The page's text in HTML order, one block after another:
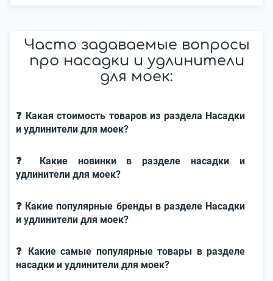
Часто задаваемые вопросы
про насадки и удлинители
для моек:
❓ Какая стоимость товаров из раздела Насадки
и удлинители для моек?
❓ Какие новинки в разделе насадки и
удлинители для моек?
❓ Какие популярные бренды в разделе Насадки
и удлинители для моек?
❓ Какие самые популярные товары в разделе
насадки и удлинители для моек?